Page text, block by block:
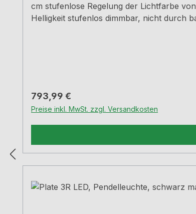
cm stufenlose Regelung der Lichtfarbe
Helligkeit stufenlos dimmbar, nicht durch
Regulärer Preis:
793,99 €
Preise inkl. MwSt. zzgl. Versandkosten